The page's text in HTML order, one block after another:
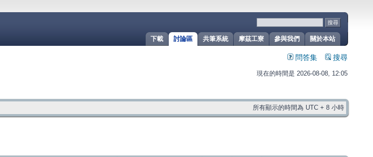
關於本站
參與我們
摩茲工寮
共筆系統
討論區
下載
問答集 搜尋
現在的時間是 2026-08-08, 12:05
所有顯示的時間為 UTC + 8 小時